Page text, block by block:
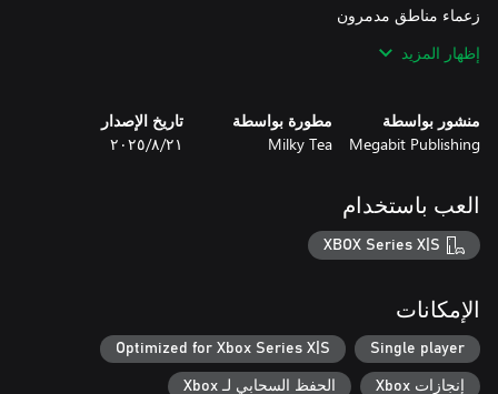
فستحتاج إلى وقفة حاسمة أخيرة ضد أحد جنرالات المحور المرعبين.
لك مطلق الحرية في تخصيص فريقك من الآليين والطيارين وتهيئته
اربح Valor لترفع مستوى القدرات الفريدة لدى طيارك واستعمل
تفشل مهمتك في حال تدمير مركبة القيادة الخاصة بك. ويتعين عليك
عندئذٍ إعادة تجميع قواتك في قاعدة المقاومة، وبناء فريقك من جديد
إظهار المزيد
منشور بواسطة
Megabit Publishing
مطورة بواسطة
Milky Tea
تاريخ الإصدار
٢١‏/٨‏/٢٠٢٥
العب باستخدام
XBOX Series X|S
الإمكانات
Single player
Optimized for Xbox Series X|S
إنجازات Xbox الحفظ السحابي لـ Xbox